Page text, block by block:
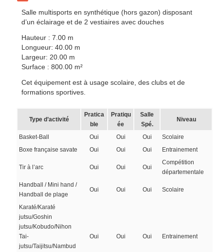
Salle multisports en synthétique (hors gazon) disposant
d’un éclairage et de 2 vestiaires avec douches
Hauteur : 7.00 m
Longueur: 40.00 m
Largeur: 20.00 m
Surface : 800.00 m²
Cet équipement est à usage scolaire, des clubs et de
formations sportives.
Type d’activité
Pratica
ble
Pratiqu
ée
Salle
Spé.
Niveau
Basket-Ball Oui Oui Oui
Scolaire
Boxe française savate
Oui Oui Oui Entrainement
Tir à l’arc Oui Oui Oui
Compétition
départementale
Handball / Mini hand /
Handball de plage
Oui Oui Oui Scolaire
Karaté/Karaté
jutsu/Goshin
jutsu/Kobudo/Nihon
Tai-
jutsu/Taijitsu/Nambud
Oui Oui Oui Entrainement